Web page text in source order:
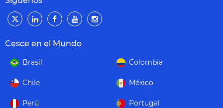
Cesce en el Mundo
Brasil Colombia
Chile México
Perú Portugal